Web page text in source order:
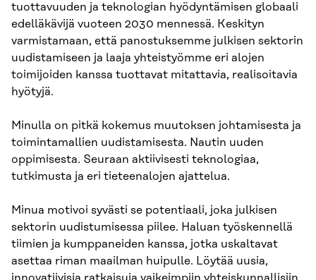
tuottavuuden ja teknologian hyödyntämisen globaali
edelläkävijä vuoteen 2030 mennessä. Keskityn
varmistamaan, että panostuksemme julkisen sektorin
uudistamiseen ja laaja yhteistyömme eri alojen
toimijoiden kanssa tuottavat mitattavia, realisoitavia
hyötyjä.
Minulla on pitkä kokemus muutoksen johtamisesta ja
toimintamallien uudistamisesta. Nautin uuden
oppimisesta. Seuraan aktiivisesti teknologiaa,
tutkimusta ja eri tieteenalojen ajattelua.
Minua motivoi syvästi se potentiaali, joka julkisen
sektorin uudistumisessa piilee. Haluan työskennellä
tiimien ja kumppaneiden kanssa, jotka uskaltavat
asettaa riman maailman huipulle. Löytää uusia,